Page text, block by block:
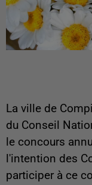
La ville de
du Conseil
le concours
l'intention des
participer à ce